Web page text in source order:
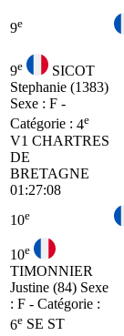
9e
9e
SICOT
Stephanie (1383)
Sexe : F -
Catégorie : 4e
V1 CHARTRES
DE
BRETAGNE
01:27:08
10e
10e
TIMONNIER
Justine (84) Sexe
: F - Catégorie :
6e SE ST